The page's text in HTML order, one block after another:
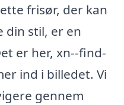
frisør, der kan
din stil, er en
er her, xn--find-
ind i billedet. Vi
gennem